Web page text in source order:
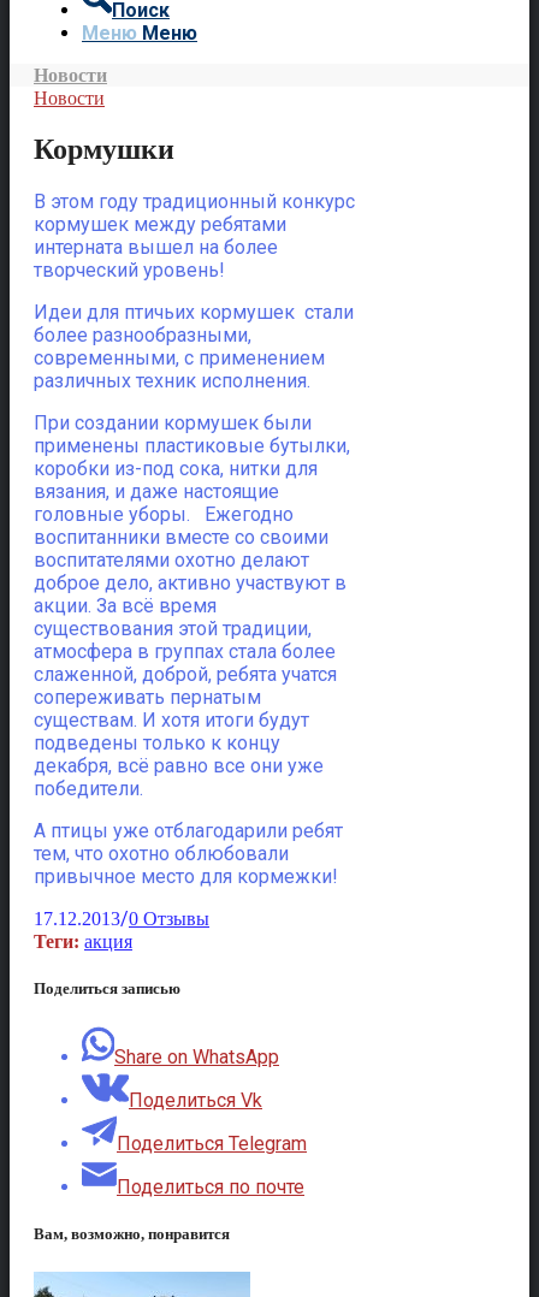
Поиск
Меню Меню
Новости
Новости
Кормушки
В этом году традиционный конкурс
кормушек между ребятами
интерната вышел на более
творческий уровень!
Идеи для птичьих кормушек стали
более разнообразными,
современными, с применением
различных техник исполнения.
При создании кормушек были
применены пластиковые бутылки,
коробки из-под сока, нитки для
вязания, и даже настоящие
головные уборы. Ежегодно
воспитанники вместе со своими
воспитателями охотно делают
доброе дело, активно участвуют в
акции. За всё время
существования этой традиции,
атмосфера в группах стала более
слаженной, доброй, ребята учатся
сопереживать пернатым
существам. И хотя итоги будут
подведены только к концу
декабря, всё равно все они уже
победители.
А птицы уже отблагодарили ребят
тем, что охотно облюбовали
привычное место для кормежки!
17.12.2013/0 Отзывы
Теги: акция
Поделиться записью
Share on WhatsApp
Поделиться Vk
Поделиться Telegram
Поделиться по почте
Вам, возможно, понравится